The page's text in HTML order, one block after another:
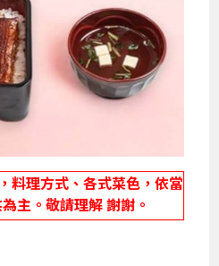
料理方式、各式菜色，依當
主。敬請理解 謝謝。